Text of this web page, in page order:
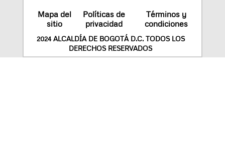
Mapa del
sitio
Políticas de
privacidad
Términos y
condiciones
2024 ALCALDÍA DE BOGOTÁ D.C. TODOS LOS
DERECHOS RESERVADOS